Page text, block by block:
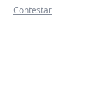
Contestar